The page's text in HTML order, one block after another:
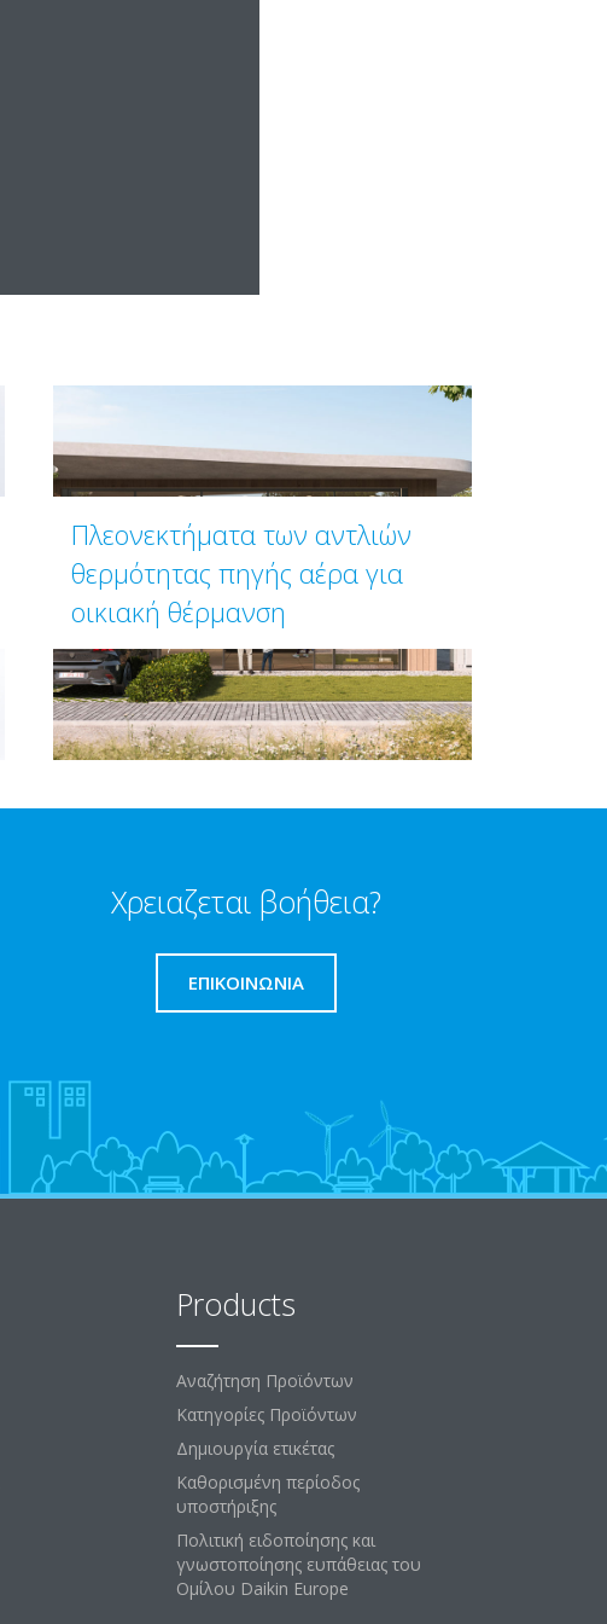
Πλεονεκτήματα των αντλιών
θερμότητας πηγής αέρα για
οικιακή θέρμανση
Χρειαζεται βοήθεια?
ΕΠΙΚΟΙΝΩΝΊΑ
Products
Αναζήτηση Προϊόντων
Κατηγορίες Προϊόντων
Δημιουργία ετικέτας
Καθορισμένη περίοδος
υποστήριξης
Πολιτική ειδοποίησης και
γνωστοποίησης ευπάθειας του
Ομίλου Daikin Europe